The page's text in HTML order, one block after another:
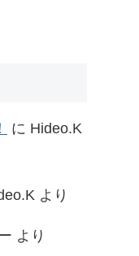
に Hideo.K
より
より